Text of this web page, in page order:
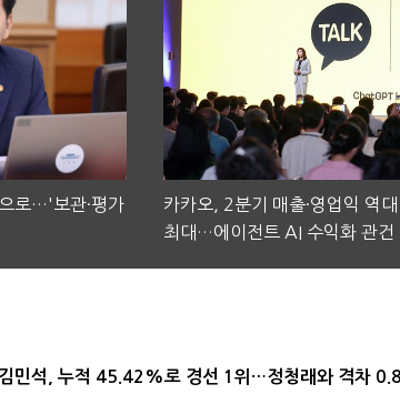
로…'보관·평가
카카오, 2분기 매출·영업익 역대
최대…에이전트 AI 수익화 관건
김민석, 누적 45.42%로 경선 1위…정청래와 격차